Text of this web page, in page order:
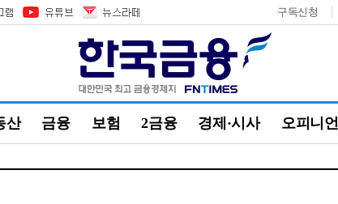
구독신청
산 금융 보험 2금융 경제·시사 오피니언